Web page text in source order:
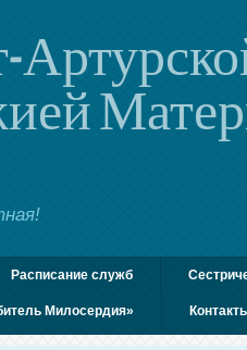
Расписание служб
Милосердия»